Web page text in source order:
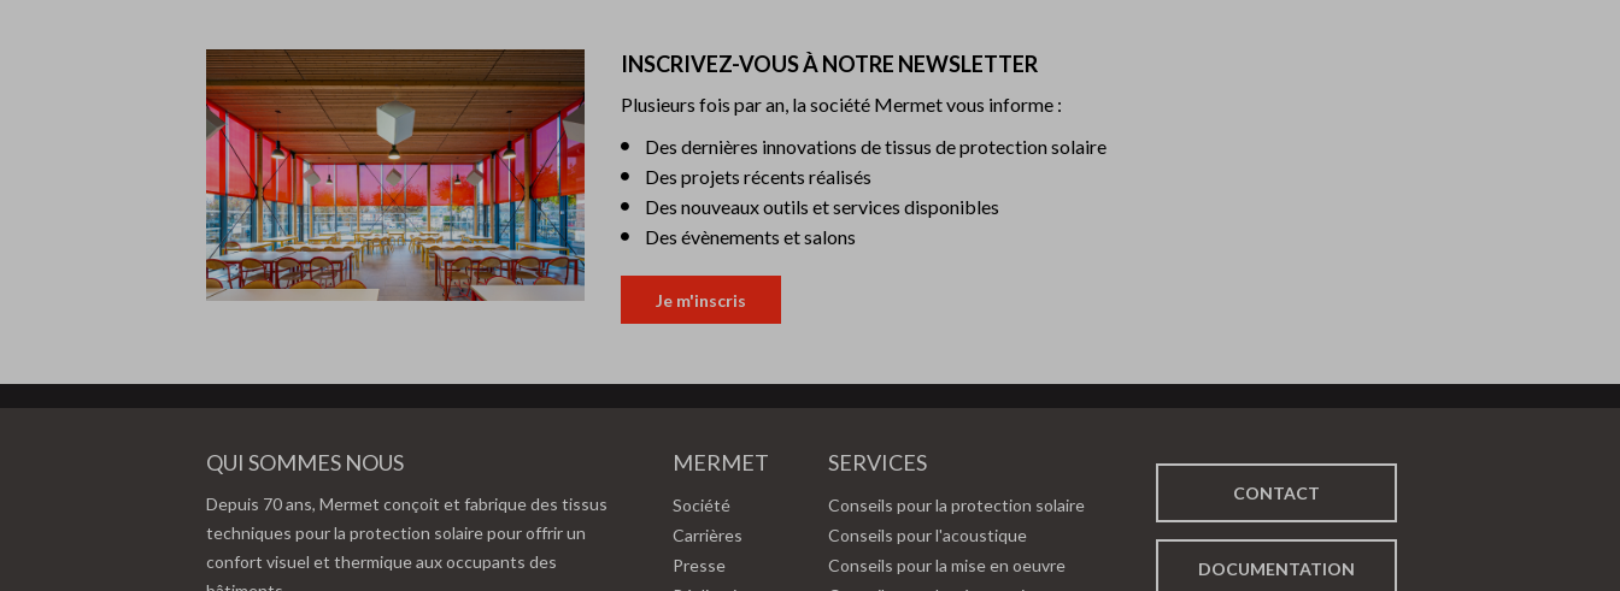
INSCRIVEZ-VOUS À NOTRE NEWSLETTER
Plusieurs fois par an, la société Mermet vous informe :
Des dernières innovations de tissus de protection solaire
Des projets récents réalisés
Des nouveaux outils et services disponibles
Des évènements et salons
Je m'inscris
QUI SOMMES NOUS
Depuis 70 ans, Mermet conçoit et fabrique des tissus
techniques pour la protection solaire pour offrir un
confort visuel et thermique aux occupants des
MERMET
Société
Carrières
Presse
SERVICES
Conseils pour la protection solaire
Conseils pour l'acoustique
Conseils pour la mise en oeuvre
CONTACT
DOCUMENTATION